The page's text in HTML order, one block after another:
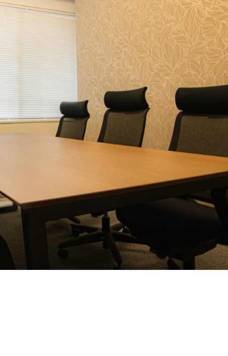
HOME
SERVICE
CHOFFICE
PROJECT